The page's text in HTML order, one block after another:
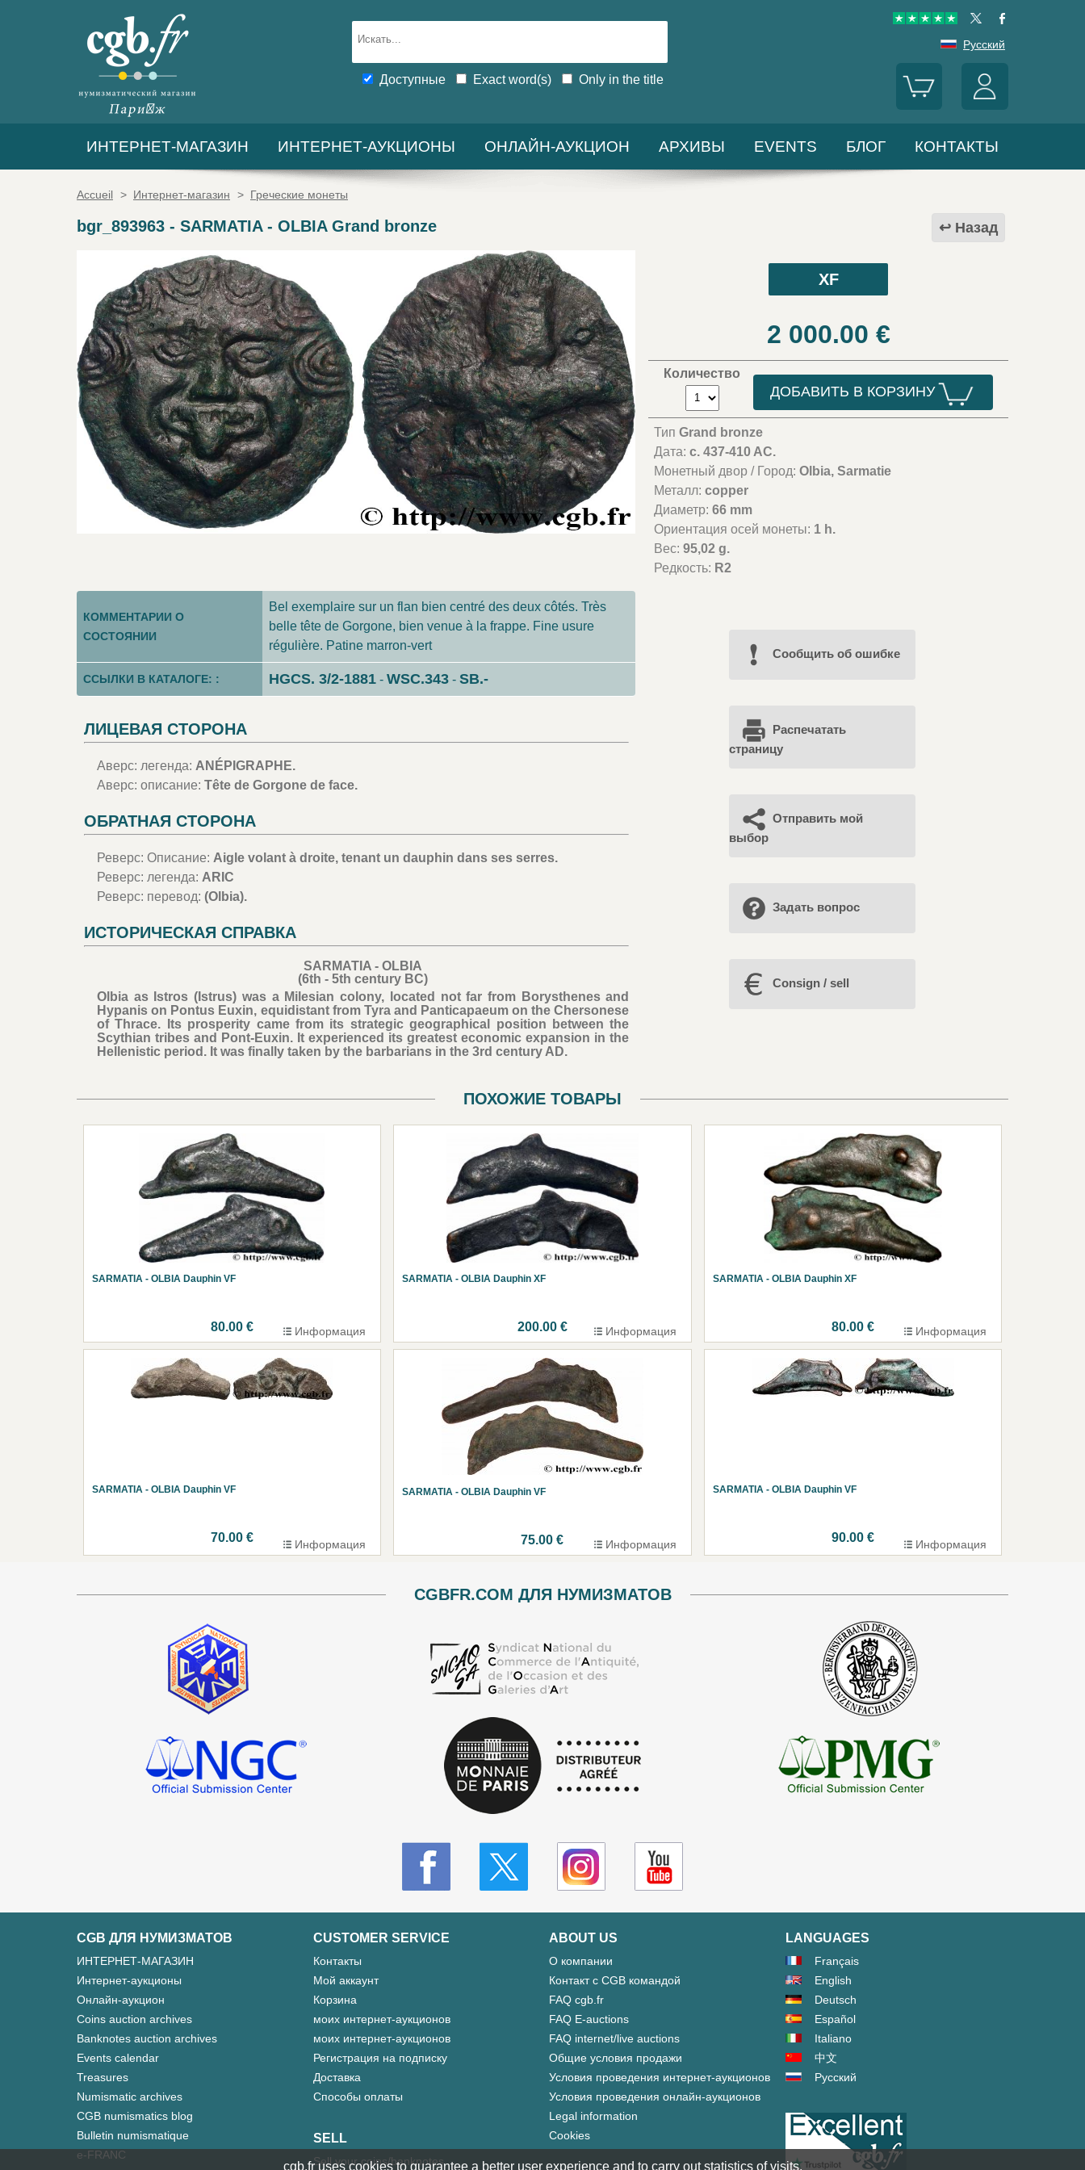
Доступные Exact word(s) Only in the title
Русский
ИНТЕРНЕТ-МАГАЗИН ИНТЕРНЕТ-АУКЦИОНЫ ОНЛАЙН-АУКЦИОН АРХИВЫ EVENTS БЛОГ КОНТАКТЫ
Accueil > Интернет-магазин > Греческие монеты
Назад
bgr_893963 - SARMATIA - OLBIA Grand bronze
XF
2 000.00 €
Количество
ДОБАВИТЬ В КОРЗИНУ
ТипGrand bronze
Дата:c. 437-410 AC.
Монетный двор / Город:Olbia, Sarmatie
Металл:copper
Диаметр:66 mm
Ориентация осей монеты: 1 h.
Вес:95,02 g.
Редкость: R2
КОММЕНТАРИИ О
СОСТОЯНИИ
Bel exemplaire sur un flan bien centré des deux côtés. Très
belle tête de Gorgone, bien venue à la frappe. Fine usure
régulière. Patine marron-vert
ССЫЛКИ В КАТАЛОГЕ: : HGCS. 3/2-1881 - WSC.343 - SB.-
ЛИЦЕВАЯ СТОРОНА
Аверс: легенда: ANÉPIGRAPHE.
Аверс: описание: Tête de Gorgone de face.
ОБРАТНАЯ СТОРОНА
Реверс: Описание: Aigle volant à droite, tenant un dauphin dans ses serres.
Реверс: легенда: ARIC
Реверс: перевод: (Olbia).
ИСТОРИЧЕСКАЯ СПРАВКА
SARMATIA - OLBIA
(6th - 5th century BC)
Olbia as Istros (Istrus) was a Milesian colony, located not far from Borysthenes and
Hypanis on Pontus Euxin, equidistant from Tyra and Panticapaeum on the Chersonese
of Thrace. Its prosperity came from its strategic geographical position between the
Scythian tribes and Pont-Euxin. It experienced its greatest economic expansion in the
Hellenistic period. It was finally taken by the barbarians in the 3rd century AD.
Cообщить об ошибке
Распечатать
страницу
Отправить мой
выбор
Задать вопрос
Consign / sell
ПОХОЖИЕ ТОВАРЫ
SARMATIA - OLBIA Dauphin VF
80.00 € Информация
SARMATIA - OLBIA Dauphin XF
200.00 € Информация
SARMATIA - OLBIA Dauphin XF
80.00 € Информация
SARMATIA - OLBIA Dauphin VF
70.00 € Информация
SARMATIA - OLBIA Dauphin VF
75.00 € Информация
SARMATIA - OLBIA Dauphin VF
90.00 € Информация
CGBFR.COM ДЛЯ НУМИЗМАТОВ
CGB ДЛЯ НУМИЗМАТОВ
ИНТЕРНЕТ-МАГАЗИН
Интернет-аукционы
Онлайн-аукцион
Coins auction archives
Banknotes auction archives
Events calendar
Treasures
Numismatic archives
CGB numismatics blog
Bulletin numismatique
e-FRANC
CUSTOMER SERVICE
Контакты
Мой аккаунт
Корзина
моих интернет-аукционов
моих интернет-аукционов
Регистрация на подписку
Доставка
Способы оплаты
SELL
Sell your coins/banknotes
ABOUT US
О компании
Контакт с CGB командой
FAQ cgb.fr
FAQ E-auctions
FAQ internet/live auctions
Общие условия продажи
Условия проведения интернет-аукционов
Условия проведения онлайн-аукционов
Legal information
Cookies
LANGUAGES
Français
English
Deutsch
Español
Italiano
中文
Русский
cgb.fr uses cookies to guarantee a better user experience and to carry out statistics of visits.